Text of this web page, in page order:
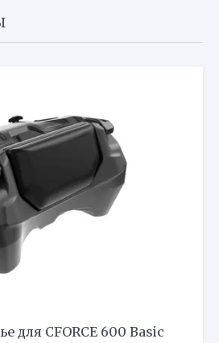
для CFORCE 600 Basic